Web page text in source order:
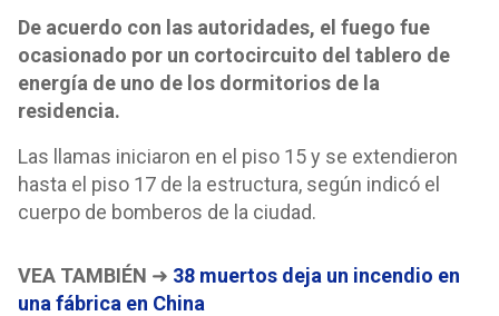
De acuerdo con las autoridades, el fuego fue
ocasionado por un cortocircuito del tablero de
energía de uno de los dormitorios de la
residencia.
Las llamas iniciaron en el piso 15 y se extendieron
hasta el piso 17 de la estructura, según indicó el
cuerpo de bomberos de la ciudad.
VEA TAMBIÉN ➜ 38 muertos deja un incendio en
una fábrica en China